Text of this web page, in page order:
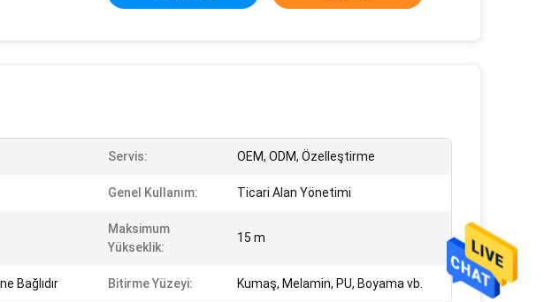
Servis: OEM, ODM, Özelleştirme
Genel Kullanım: Ticari Alan Yönetimi
Maksimum
Yükseklik:
15 m
Bağlıdır Bitirme Yüzeyi: Kumaş, Melamin, PU, ​​Boyama vb.